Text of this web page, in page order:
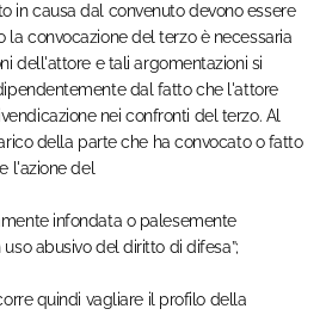
in causa dal convenuto devono essere
convocazione del terzo è necessaria
dell'attore e tali argomentazioni si
dal fatto che l'attore
nei confronti del terzo. Al
della parte che ha convocato o fatto
l'azione del
infondata o palesemente
abusivo del diritto di difesa”;
quindi vagliare il profilo della